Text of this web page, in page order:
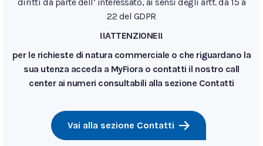
22 del GDPR
!!ATTENZIONE!!
per le richieste di natura commerciale o che riguardano la
sua utenza acceda a MyFiora o contatti il nostro call
center ai numeri consultabili alla sezione Contatti
Vai alla sezione Contatti